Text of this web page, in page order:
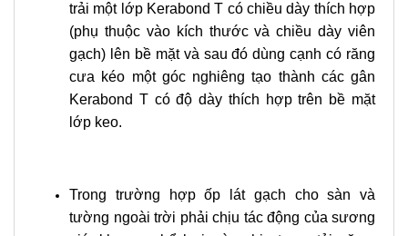
trải một lớp Kerabond T có chiều dày thích hợp
(phụ thuộc vào kích thước và chiều dày viên
gạch) lên bề mặt và sau đó dùng cạnh có răng
cưa kéo một góc nghiêng tạo thành các gân
Kerabond T có độ dày thích hợp trên bề mặt
lớp keo.
Trong trường hợp ốp lát gạch cho sàn và
tường ngoài trời phải chịu tác động của sương